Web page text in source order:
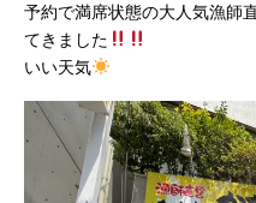
予約で満席状態の大人気漁師
てきました
いい天気